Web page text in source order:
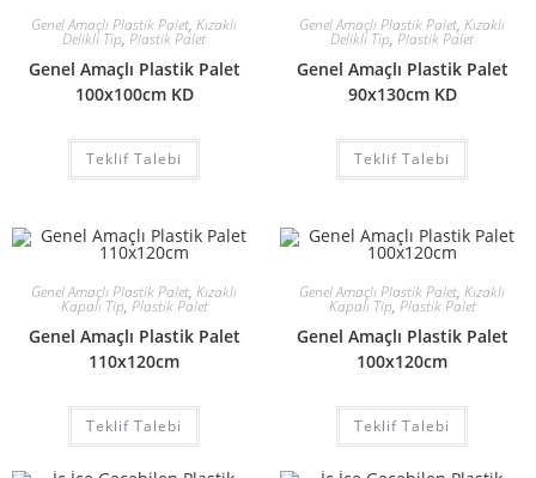
Genel Amaçlı Plastik Palet, Kızaklı
Delikli Tip, Plastik Palet
Genel Amaçlı Plastik Palet
100x100cm KD
Teklif Talebi
Genel Amaçlı Plastik Palet, Kızaklı
Delikli Tip, Plastik Palet
Genel Amaçlı Plastik Palet
90x130cm KD
Teklif Talebi
Genel Amaçlı Plastik Palet, Kızaklı
Kapalı Tip, Plastik Palet
Genel Amaçlı Plastik Palet
110x120cm
Teklif Talebi
Genel Amaçlı Plastik Palet, Kızaklı
Kapalı Tip, Plastik Palet
Genel Amaçlı Plastik Palet
100x120cm
Teklif Talebi